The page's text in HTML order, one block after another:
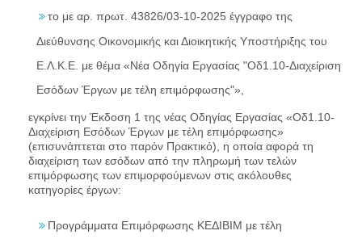
το με αρ. πρωτ. 43826/03-10-2025 έγγραφο της
Διεύθυνσης Οικονομικής και Διοικητικής Υποστήριξης του
Ε.Λ.Κ.Ε. με θέμα «Νέα Οδηγία Εργασίας "Οδ1.10-Διαχείριση
Εσόδων Έργων με τέλη επιμόρφωσης"»,
εγκρίνει την Έκδοση 1 της νέας Οδηγίας Εργασίας «Οδ1.10-
Διαχείριση Εσόδων Έργων με τέλη επιμόρφωσης»
(επισυνάπτεται στο παρόν Πρακτικό), η οποία αφορά τη
διαχείριση των εσόδων από την πληρωμή των τελών
επιμόρφωσης των επιμορφούμενων στις ακόλουθες
κατηγορίες έργων:
Προγράμματα Επιμόρφωσης ΚΕΔΙΒΙΜ με τέλη